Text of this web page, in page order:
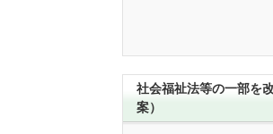
社会福祉法等の一部を
案）